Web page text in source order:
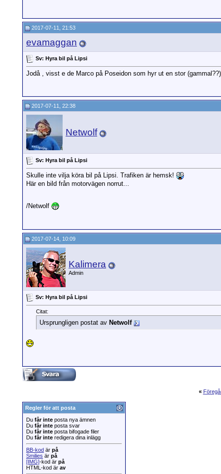
2017-07-11, 21:53
evamaggan
Sv: Hyra bil på Lipsi
Jodå , visst e de Marco på Poseidon som hyr ut en stor
2017-07-11, 22:38
Netwolf
Sv: Hyra bil på Lipsi
Skulle inte vilja köra bil på Lipsi. Trafiken är hemsk!
Här en bild från motorvägen norrut...
/Netwolf
2017-07-14, 10:09
Kalimera
Admin
Sv: Hyra bil på Lipsi
Citat:
Ursprungligen postat av Netwolf
«
Regler för att posta
Du får inte posta nya ämnen
Du får inte posta svar
Du får inte posta bifogade filer
Du får inte redigera dina inlägg
BB-kod är på
Smilies är på
[IMG]-kod är på
HTML-kod är av